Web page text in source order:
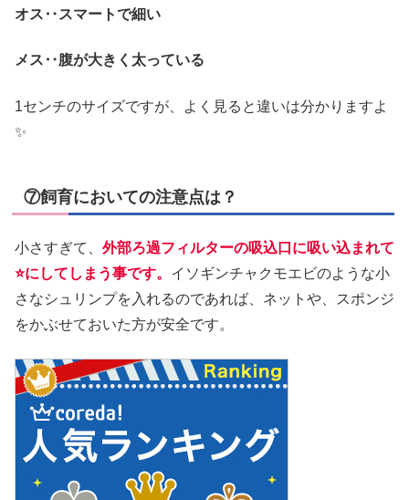
オス‥スマートで細い
メス‥腹が大きく太っている
1センチのサイズですが、よく見ると違いは分かりますよ
✨
⑦飼育においての注意点は？
小さすぎて、 外部ろ過フィルターの吸込口に吸い込まれて
⭐にしてしまう事です。 イソギンチャクモエビのような小
さなシュリンプを入れるのであれば、ネットや、スポンジ
をかぶせておいた方が安全です。